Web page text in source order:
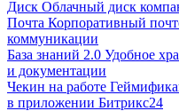
Диск Облачный диск
Почта Корпоративный
коммуникации
База знаний 2.0 Удобное
и документации
Чекин на работе
в приложении Битрикс24